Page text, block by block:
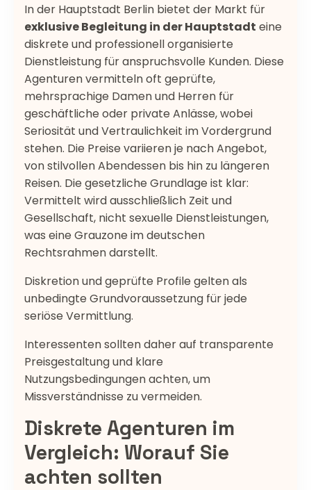
In der Hauptstadt Berlin bietet der Markt für
exklusive Begleitung in der Hauptstadt eine
diskrete und professionell organisierte
Dienstleistung für anspruchsvolle Kunden. Diese
Agenturen vermitteln oft geprüfte,
mehrsprachige Damen und Herren für
geschäftliche oder private Anlässe, wobei
Seriosität und Vertraulichkeit im Vordergrund
stehen. Die Preise variieren je nach Angebot,
von stilvollen Abendessen bis hin zu längeren
Reisen. Die gesetzliche Grundlage ist klar:
Vermittelt wird ausschließlich Zeit und
Gesellschaft, nicht sexuelle Dienstleistungen,
was eine Grauzone im deutschen
Rechtsrahmen darstellt.
Diskretion und geprüfte Profile gelten als
unbedingte Grundvoraussetzung für jede
seriöse Vermittlung.
Interessenten sollten daher auf transparente
Preisgestaltung und klare
Nutzungsbedingungen achten, um
Missverständnisse zu vermeiden.
Diskrete Agenturen im
Vergleich: Worauf Sie
achten sollten